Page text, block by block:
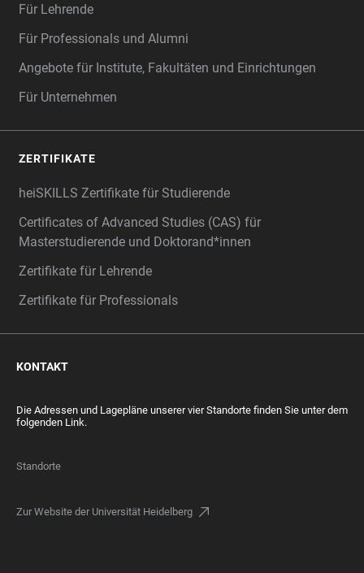
Für Lehrende
Für Professionals und Alumni
Angebote für Institute, Fakultäten und Einrichtungen
Für Unternehmen
ZERTIFIKATE
heiSKILLS Zertifikate für Studierende
Certificates of Advanced Studies (CAS) für
Masterstudierende und Doktorand*innen
Zertifikate für Lehrende
Zertifikate für Professionals
KONTAKT
Die Adressen und Lagepläne unserer vier Standorte finden Sie unter dem
folgenden Link.
Standorte
Zur Website der Universität Heidelberg